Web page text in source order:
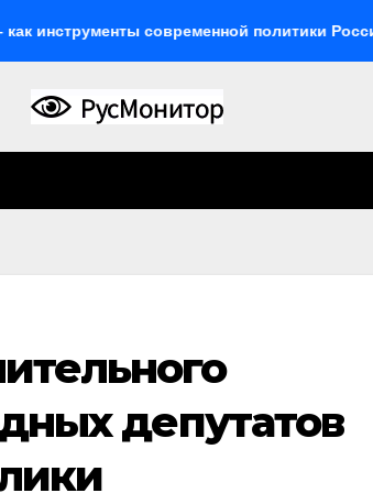
современной политики России
депутатов